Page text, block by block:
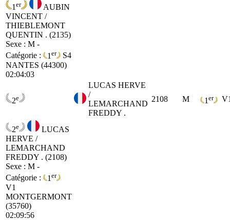
1 er
AUBIN
VINCENT /
THIEBLEMONT
QUENTIN . (2135)
Sexe : M -
Catégorie :
1 er
S4
NANTES (44300)
02:04:03
2e
LUCAS HERVE
/
LEMARCHAND
FREDDY .
2108 M 1 er
2e
LUCAS
HERVE /
LEMARCHAND
FREDDY . (2108)
Sexe : M -
Catégorie :
1 er
V1
MONTGERMONT
(35760)
02:09:56